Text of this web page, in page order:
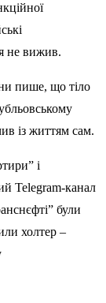
не вижив.
пише, що тіло
із життям сам.
і
Telegram-канал
були
холтер –